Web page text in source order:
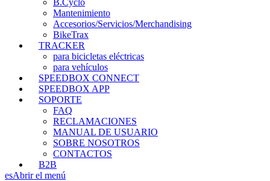
B.Cyclo
Mantenimiento
Accesorios/Servicios/Merchandising
BikeTrax
TRACKER
para bicicletas eléctricas
para vehículos
SPEEDBOX CONNECT
SPEEDBOX APP
SOPORTE
FAQ
RECLAMACIONES
MANUAL DE USUARIO
SOBRE NOSOTROS
CONTACTOS
B2B
esAbrir el menú